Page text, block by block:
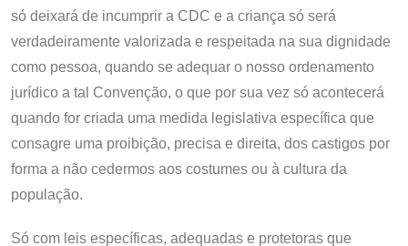
só deixará de incumprir a CDC e a criança só será
verdadeiramente valorizada e respeitada na sua dignidade
como pessoa, quando se adequar o nosso ordenamento
jurídico a tal Convenção, o que por sua vez só acontecerá
quando for criada uma medida legislativa específica que
consagre uma proibição, precisa e direita, dos castigos por
forma a não cedermos aos costumes ou à cultura da
população.
Só com leis específicas, adequadas e protetoras que